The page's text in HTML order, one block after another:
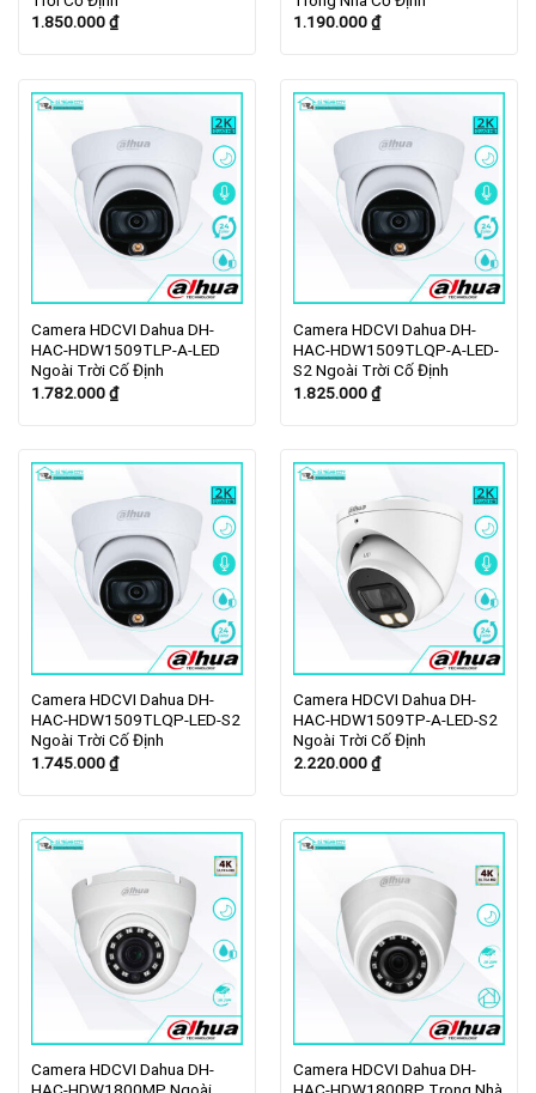
1.850.000₫
1.190.000₫
Camera HDCVI Dahua DH-
HAC-HDW1509TLP-A-LED
Ngoài Trời Cố Định
1.782.000₫
Camera HDCVI Dahua DH-
HAC-HDW1509TLQP-A-LED-
S2 Ngoài Trời Cố Định
1.825.000₫
Camera HDCVI Dahua DH-
HAC-HDW1509TLQP-LED-S2
Ngoài Trời Cố Định
1.745.000₫
Camera HDCVI Dahua DH-
HAC-HDW1509TP-A-LED-S2
Ngoài Trời Cố Định
2.220.000₫
Camera HDCVI Dahua DH-
Camera HDCVI Dahua DH-